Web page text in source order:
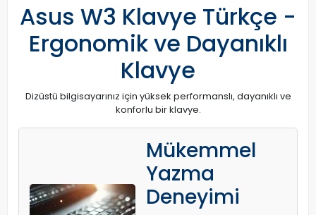
Asus W3 Klavye Türkçe -
Ergonomik ve Dayanıklı
Klavye
Dizüstü bilgisayarınız için yüksek performanslı, dayanıklı ve
konforlu bir klavye.
Mükemmel
Yazma
Deneyimi